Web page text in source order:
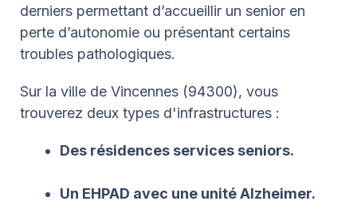
derniers permettant d’accueillir un senior en
perte d’autonomie ou présentant certains
troubles pathologiques.
Sur la ville de Vincennes (94300), vous
trouverez deux types d'infrastructures :
Des résidences services seniors.
Un EHPAD avec une unité Alzheimer.